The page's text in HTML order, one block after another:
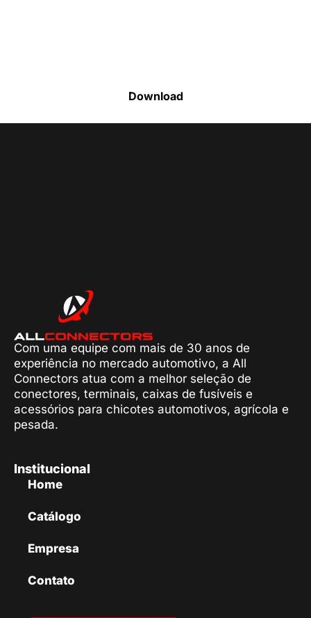
Download
Com uma equipe com mais de 30 anos de
experiência no mercado automotivo, a All
Connectors atua com a melhor seleção de
conectores, terminais, caixas de fusíveis e
acessórios para chicotes automotivos, agrícola e
pesada.
Institucional
Home
Catálogo
Empresa
Contato